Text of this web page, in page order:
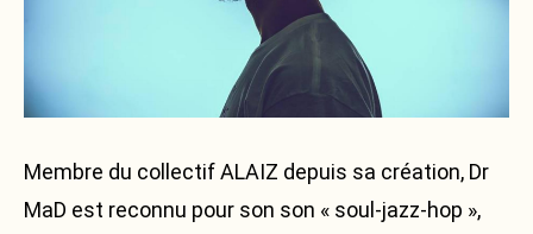
PRODUCTIONS
CONTACT
Membre du collectif ALAIZ depuis sa création, Dr
MaD est reconnu pour son son « soul-jazz-hop »,